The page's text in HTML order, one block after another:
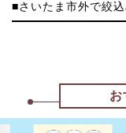
■さいたま市外で絞
お